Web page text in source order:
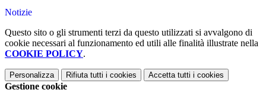
Notizie
Questo sito o gli strumenti terzi da questo utilizzati si avvalgono di
cookie necessari al funzionamento ed utili alle finalità illustrate nella
COOKIE POLICY.
Personalizza Rifiuta tutti i cookies Accetta tutti i cookies
Gestione cookie